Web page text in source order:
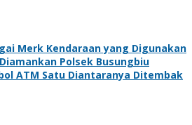
Merk Kendaraan yang Digunakan
Polsek Busungbiu
ATM Satu Diantaranya Ditembak